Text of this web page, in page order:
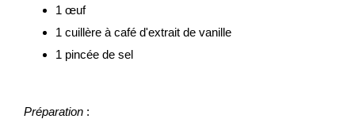
1 œuf
1 cuillère à café d'extrait de vanille
1 pincée de sel
Préparation :